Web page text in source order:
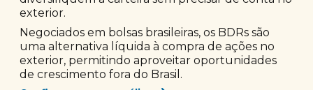
exterior.
Negociados em bolsas brasileiras, os BDRs são
uma alternativa líquida à compra de ações no
exterior, permitindo aproveitar oportunidades
de crescimento fora do Brasil.